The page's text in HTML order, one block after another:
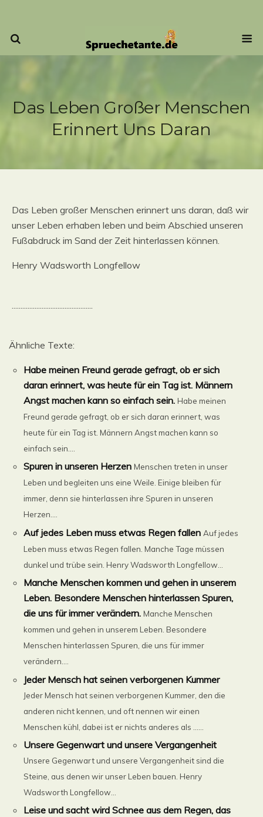
Das Leben Großer Menschen
Erinnert Uns Daran
Das Leben großer Menschen erinnert uns daran, daß wir
unser Leben erhaben leben und beim Abschied unseren
Fußabdruck im Sand der Zeit hinterlassen können.
Henry Wadsworth Longfellow
..............................................
Ähnliche Texte:
Habe meinen Freund gerade gefragt, ob er sich
daran erinnert, was heute für ein Tag ist. Männern
Angst machen kann so einfach sein. Habe meinen
Freund gerade gefragt, ob er sich daran erinnert, was
heute für ein Tag ist. Männern Angst machen kann so
einfach sein....
Spuren in unseren Herzen Menschen treten in unser
Leben und begleiten uns eine Weile. Einige bleiben für
immer, denn sie hinterlassen ihre Spuren in unseren
Herzen....
Auf jedes Leben muss etwas Regen fallen Auf jedes
Leben muss etwas Regen fallen. Manche Tage müssen
dunkel und trübe sein. Henry Wadsworth Longfellow...
Manche Menschen kommen und gehen in unserem
Leben. Besondere Menschen hinterlassen Spuren,
die uns für immer verändern. Manche Menschen
kommen und gehen in unserem Leben. Besondere
Menschen hinterlassen Spuren, die uns für immer
verändern....
Jeder Mensch hat seinen verborgenen Kummer
Jeder Mensch hat seinen verborgenen Kummer, den die
anderen nicht kennen, und oft nennen wir einen
Menschen kühl, dabei ist er nichts anderes als ......
Unsere Gegenwart und unsere Vergangenheit
Unsere Gegenwart und unsere Vergangenheit sind die
Steine, aus denen wir unser Leben bauen. Henry
Wadsworth Longfellow...
Leise und sacht wird Schnee aus dem Regen, das